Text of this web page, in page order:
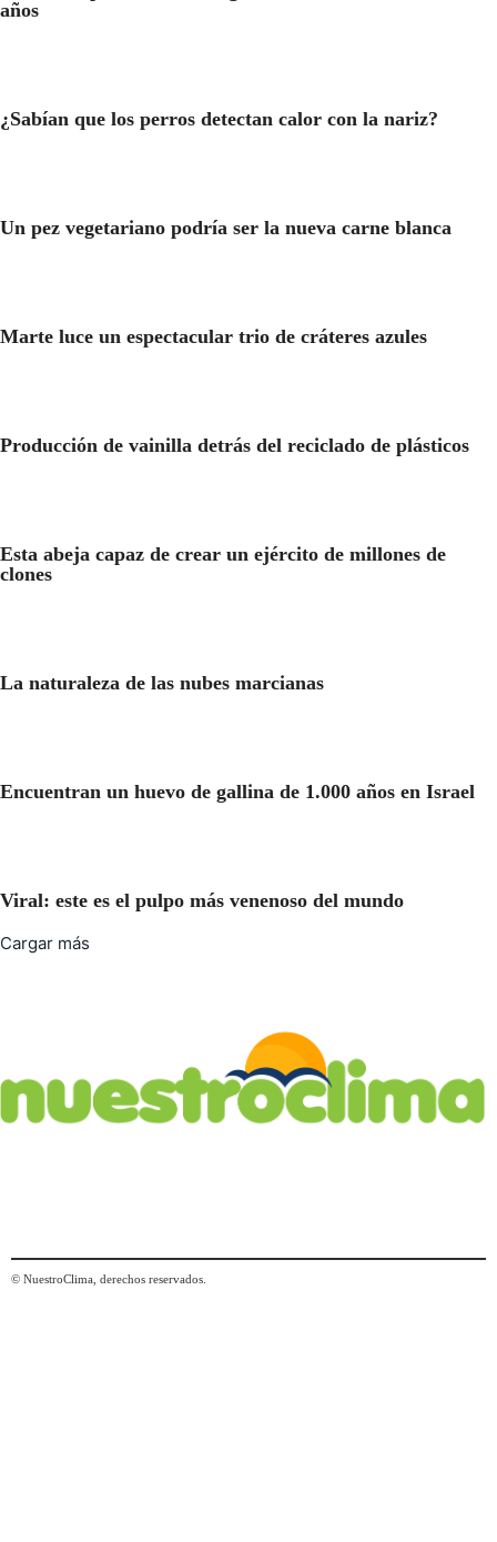
años
¿Sabían que los perros detectan calor con la nariz?
Un pez vegetariano podría ser la nueva carne blanca
Marte luce un espectacular trio de cráteres azules
Producción de vainilla detrás del reciclado de plásticos
Esta abeja capaz de crear un ejército de millones de
clones
La naturaleza de las nubes marcianas
Encuentran un huevo de gallina de 1.000 años en Israel
Viral: este es el pulpo más venenoso del mundo
Cargar más
© NuestroClima, derechos reservados.